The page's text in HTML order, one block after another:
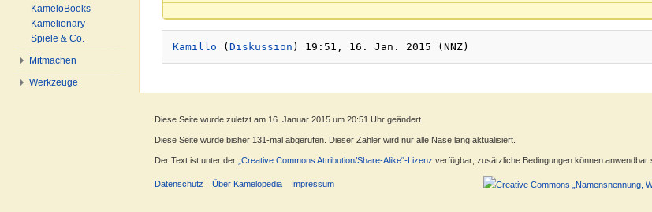
Kamillo (Diskussion
KameloBooks
Kamelionary
Spiele & Co.
Mitmachen
Werkzeuge
Diese Seite wurde zuletzt am 16. Januar 2015 um 20:51 Uhr geändert.
Diese Seite wurde bisher 131-mal abgerufen. Dieser Zähler wird nur alle Nase lang aktualisiert.
Der Text ist unter der „Creative Commons Attribution/Share-Alike“-Lizenz verfügbar; zusätzliche Bedingungen können anwendbar
Datenschutz Über Kamelopedia Impressum